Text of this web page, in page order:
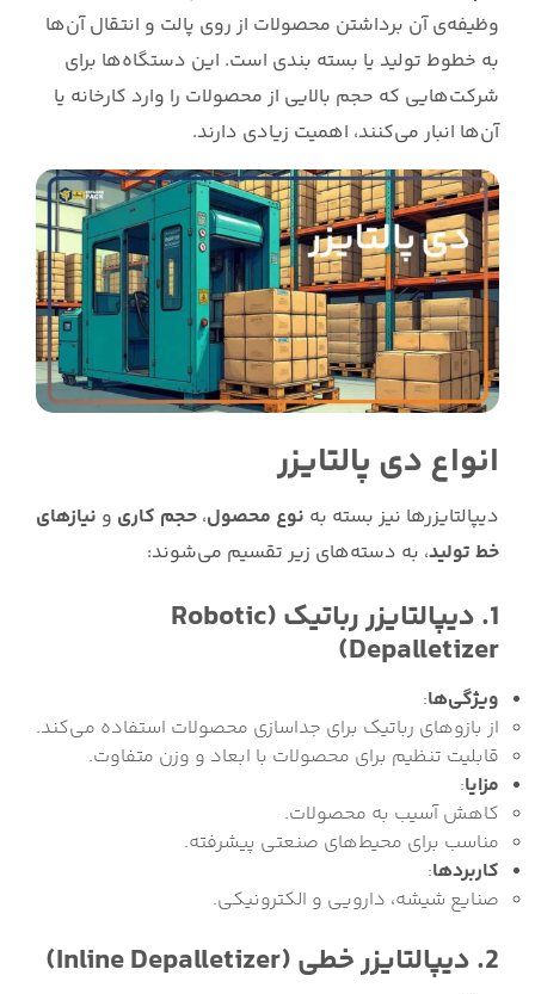
وظیفه‌ی آن برداشتن محصولات از روی پالت و انتقال آن‌ها
به خطوط تولید یا بسته بندی است. این دستگاه‌ها برای
شرکت‌هایی که حجم بالایی از محصولات را وارد کارخانه یا
آن‌ها انبار می‌کنند، اهمیت زیادی دارند.
انواع دی پالتایزر
دیپالتایزرها نیز بسته به نوع محصول، حجم کاری و نیازهای
خط تولید، به دسته‌های زیر تقسیم می‌شوند:
1. دیپالتایزر رباتیک (Robotic
Depalletizer)
ویژگی‌ها:
از بازوهای رباتیک برای جداسازی محصولات استفاده می‌کند.
قابلیت تنظیم برای محصولات با ابعاد و وزن متفاوت.
مزایا:
کاهش آسیب به محصولات.
مناسب برای محیط‌های صنعتی پیشرفته.
کاربردها:
صنایع شیشه، دارویی و الکترونیکی.
2. دیپالتایزر خطی (Inline Depalletizer)